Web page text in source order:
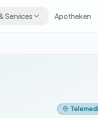
Services Apotheken